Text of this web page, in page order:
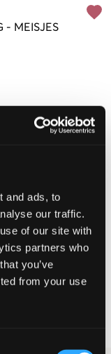
and ads, to
our traffic.
of our site with
partners who
you’ve
from your use
- MEISJES